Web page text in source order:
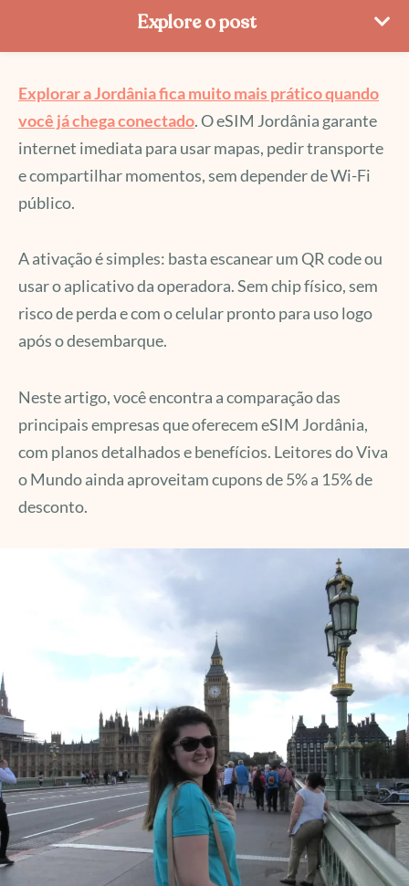
Explore o post
Explorar a Jordânia fica muito mais prático quando
você já chega conectado. O eSIM Jordânia garante
internet imediata para usar mapas, pedir transporte
e compartilhar momentos, sem depender de Wi-Fi
público.
A ativação é simples: basta escanear um QR code ou
usar o aplicativo da operadora. Sem chip físico, sem
risco de perda e com o celular pronto para uso logo
após o desembarque.
Neste artigo, você encontra a comparação das
principais empresas que oferecem eSIM Jordânia,
com planos detalhados e benefícios. Leitores do Viva
o Mundo ainda aproveitam cupons de 5% a 15% de
desconto.